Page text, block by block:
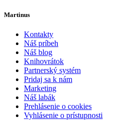
Martinus
Kontakty
Náš príbeh
Náš blog
Knihovrátok
Partnerský systém
Pridaj sa k nám
Marketing
Náš labák
Prehlásenie o cookies
Vyhlásenie o prístupnosti